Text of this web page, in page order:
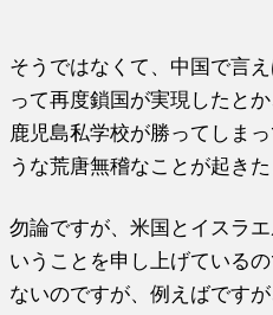
そうではなくて、中国で言
って再度鎖国が実現したと
鹿児島私学校が勝ってしま
うな荒唐無稽なことが起き
勿論ですが、米国とイスラ
いうことを申し上げている
ないのですが、例えばです